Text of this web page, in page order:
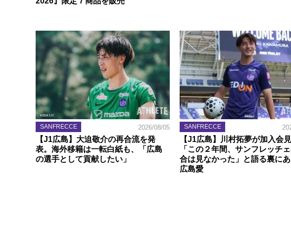
SANFRECCE 2026/08/05
【J1広島】大迫敬介の再合流を発
表。海外移籍は一転白紙も、「広島
の選手として貢献したい」
SANFRECCE
【J1広島】川村拓夢が加入会見
「この２年間、サンフレッチ
合は見なかった」と語る裏に
広島愛